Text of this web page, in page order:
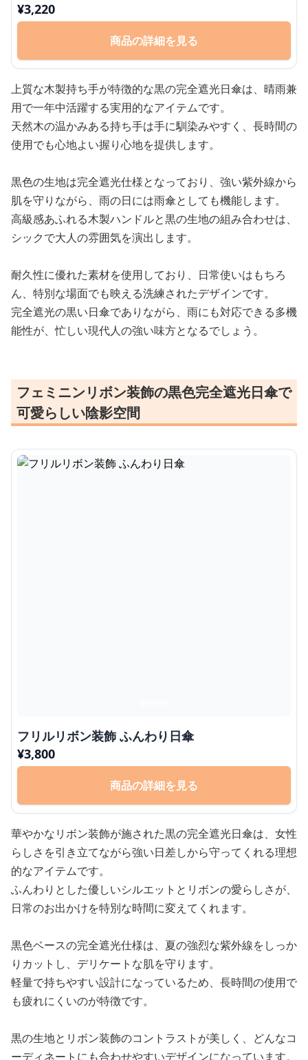
¥3,220
商品の詳細を見る
上質な木製持ち手が特徴的な黒の完全遮光日傘は、晴雨兼
用で一年中活躍する実用的なアイテムです。
天然木の温かみある持ち手は手に馴染みやすく、長時間の
使用でも心地よい握り心地を提供します。
黒色の生地は完全遮光仕様となっており、強い紫外線から
肌を守りながら、雨の日には雨傘としても機能します。
高級感あふれる木製ハンドルと黒の生地の組み合わせは、
シックで大人の雰囲気を演出します。
耐久性に優れた素材を使用しており、日常使いはもちろ
ん、特別な場面でも映える洗練されたデザインです。
完全遮光の黒い日傘でありながら、雨にも対応できる多機
能性が、忙しい現代人の強い味方となるでしょう。
フェミニンリボン装飾の黒色完全遮光日傘で
可愛らしい陰影空間
フリルリボン装飾 ふんわり日傘
¥3,800
商品の詳細を見る
華やかなリボン装飾が施された黒の完全遮光日傘は、女性
らしさを引き立てながら強い日差しから守ってくれる理想
的なアイテムです。
ふんわりとした優しいシルエットとリボンの愛らしさが、
日常のお出かけを特別な時間に変えてくれます。
黒色ベースの完全遮光仕様は、夏の強烈な紫外線をしっか
りカットし、デリケートな肌を守ります。
軽量で持ちやすい設計になっているため、長時間の使用で
も疲れにくいのが特徴です。
黒の生地とリボン装飾のコントラストが美しく、どんなコ
ーディネートにも合わせやすいデザインになっています。